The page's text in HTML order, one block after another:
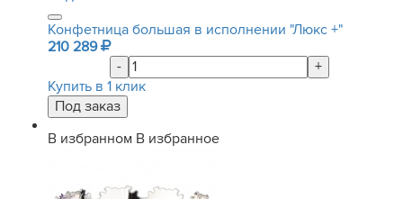
Конфетница большая в исполнении "Люкс +"
210 289
-
+
Купить в 1 клик
В избранном В избранное